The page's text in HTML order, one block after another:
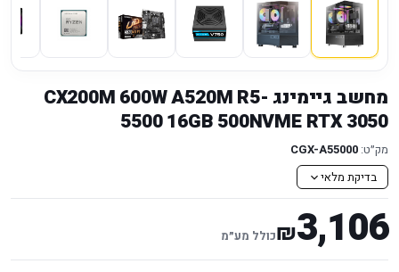
מחשב גיימינג CX200M 600W A520M R5-
5500 16GB 500NVME RTX 3050
מק״ט: CGX-A55000
בדיקת מלאי
3,106
₪כולל מע״מ